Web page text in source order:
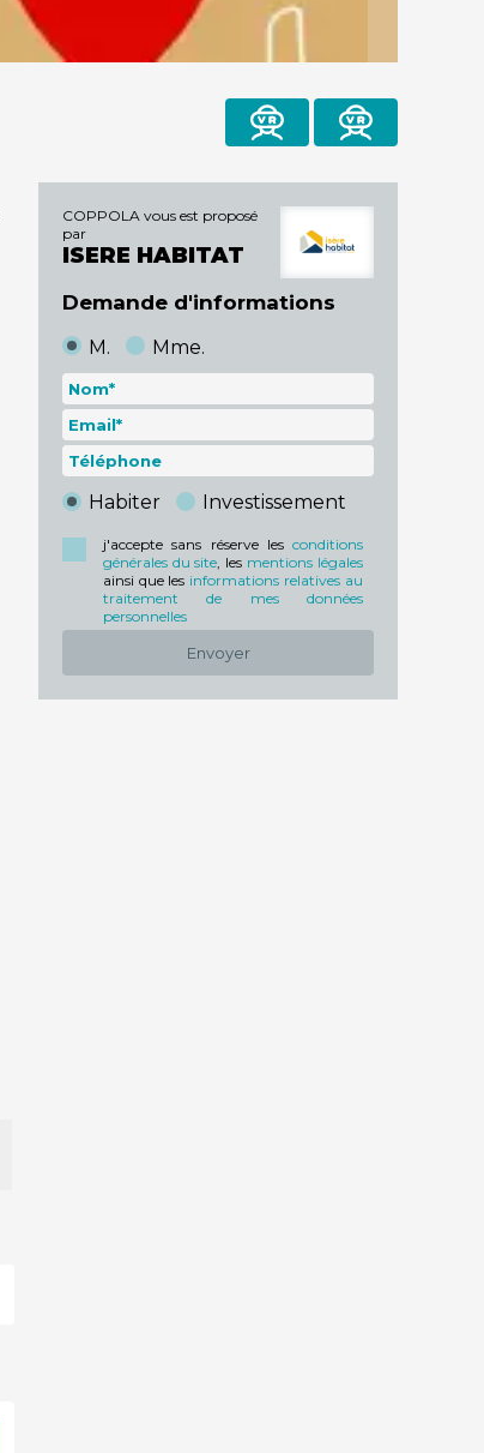
recevoir
brochure
Partager
COPPOLA vous est proposé
par
ISERE HABITAT
Demande d'informations
M. Mme.
Habiter Investissement
j'accepte sans réserve les conditions
générales du site, les mentions légales
ainsi que les informations relatives au
traitement de mes données
personnelles
Envoyer